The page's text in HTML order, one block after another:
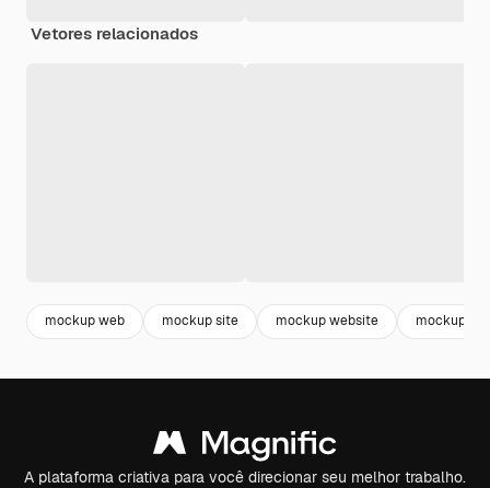
Vetores relacionados
mockup web mockup site mockup website mockup
A plataforma criativa para você direcionar seu melhor trabalho.